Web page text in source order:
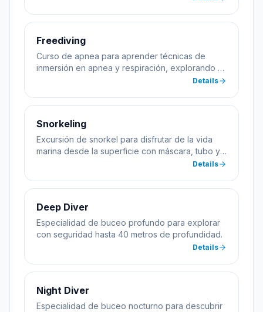
Freediving
Curso de apnea para aprender técnicas de
inmersión en apnea y respiración, explorando el
Details
Snorkeling
Excursión de snorkel para disfrutar de la vida
marina desde la superficie con máscara, tubo y
Details
Deep Diver
Especialidad de buceo profundo para explorar
con seguridad hasta 40 metros de profundidad.
Details
Night Diver
Especialidad de buceo nocturno para descubrir